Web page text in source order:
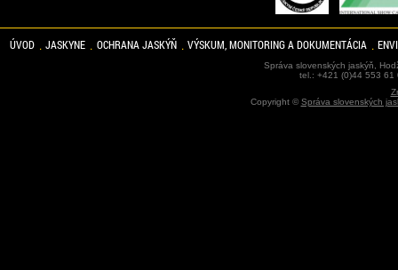
ÚVOD JASKYNE OCHRANA JASKÝŇ VÝSKUM, MONITORING A DOKUMENTÁCIA
Správa slovenských jaskýň,
tel.: +421 (0)44 553
Copyright ©Správa slovenských